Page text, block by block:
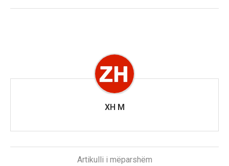
XH M
Artikulli i mëparshëm